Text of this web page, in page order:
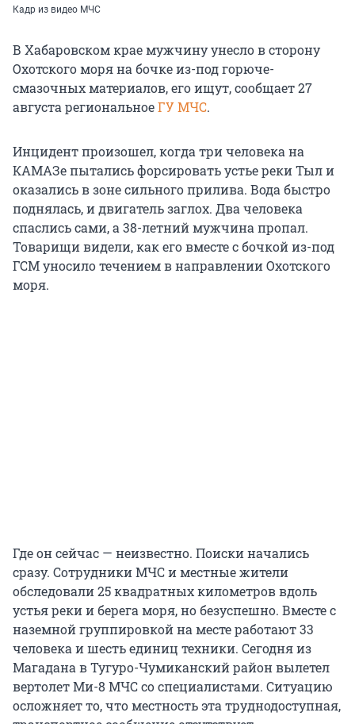
Кадр из видео МЧС
В Хабаровском крае мужчину унесло в сторону
Охотского моря на бочке из-под горюче-
смазочных материалов, его ищут, сообщает 27
августа региональноеГУ МЧС.
Инцидент произошел, когда три человека на
КАМАЗе пытались форсировать устье реки Тыл и
оказались в зоне сильного прилива. Вода быстро
поднялась, и двигатель заглох. Два человека
спаслись сами, а 38-летний мужчина пропал.
Товарищи видели, как его вместе с бочкой из-под
ГСМ уносило течением в направлении Охотского
моря.
Где он сейчас — неизвестно. Поиски начались
сразу. Сотрудники МЧС и местные жители
обследовали 25 квадратных километров вдоль
устья реки и берега моря, но безуспешно. Вместе с
наземной группировкой на месте работают 33
человека и шесть единиц техники. Сегодня из
Магадана в Тугуро-Чумиканский район вылетел
вертолет Ми-8 МЧС со специалистами. Ситуацию
осложняет то, что местность эта труднодоступная,